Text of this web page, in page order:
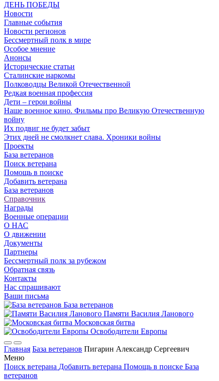
ДЕНЬ ПОБЕДЫ
Новости
Главные события
Новости регионов
Бессмертный полк в мире
Особое мнение
Анонсы
Исторические статьи
Сталинские наркомы
Полководцы Великой Отечественной
Редкая военная профессия
Дети – герои войны
Наше военное кино. Фильмы про Великую Отечественную
войну
Их подвиг не будет забыт
Этих дней не смолкнет слава. Хроники войны
Проекты
База ветеранов
Поиск ветерана
Помощь в поиске
Добавить ветерана
База ветеранов
Справочник
Награды
Военные операции
О НАС
О движении
Документы
Партнеры
Бессмертный полк за рубежом
Обратная связь
Контакты
Нас спрашивают
Ваши письма
База ветеранов
Памяти Василия Ланового
Московская битва
Освободители Европы
Главная База ветеранов Пигарин Александр Сергеевич
Меню
Поиск ветерана Добавить ветерана Помощь в поиске База
ветеранов